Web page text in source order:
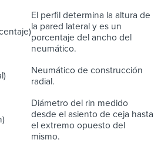
El perfil determina la altura de
la pared lateral y es un
porcentaje del ancho del
neumático.
Neumático de construcción
radial.
Diámetro del rin medido
desde el asiento de ceja hasta
el extremo opuesto del
mismo.